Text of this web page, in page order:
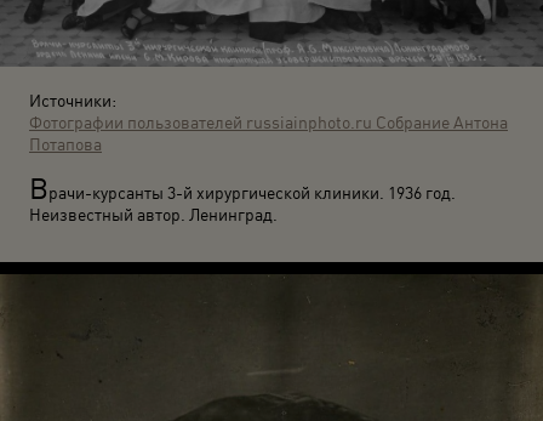
Источники:
Фотографии пользователей russiainphoto.ru Собрание Антона
Потапова
Врачи-курсанты 3-й хирургической клиники. 1936 год.
Неизвестный автор. Ленинград.